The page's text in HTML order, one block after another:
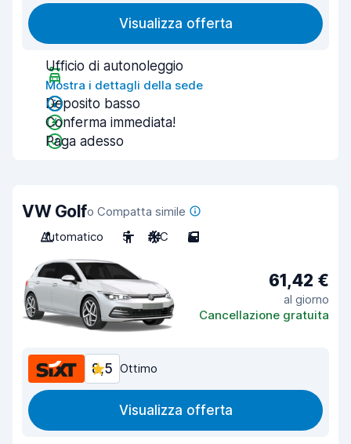
Visualizza offerta
Ufficio di autonoleggio
Mostra i dettagli della sede
Deposito basso
Conferma immediata!
Paga adesso
VW Golfo Compatta simile
Automatico
5 A/C 5
61,42 €
al giorno
Cancellazione gratuita
8,5 Ottimo
Visualizza offerta